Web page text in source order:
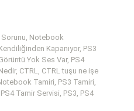
Sorunu, Notebook
Kapanıyor, PS3
Yok Ses Var, PS4
CTRL, CTRL tuşu ne işe
Tamiri, PS3 Tamiri,
Tamir Servisi, PS3, PS4